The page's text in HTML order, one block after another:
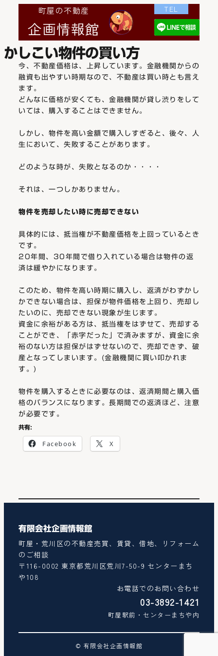
町屋の不動産
企画情報館
TEL
かしこい物件の買い方
今、不動産価格は、上昇しています。金融機関からの
融資も出やすい時期なので、不動産は買い時とも言え
ます。
どんなに価格が安くても、金融機関が貸し渋りをして
いては、購入することはできません。
しかし、物件を高い金額で購入しすぎると、後々、人
生において、失敗することがあります。
どのような時が、失敗となるのか・・・・
それは、一つしかありません。
物件を売却したい時に売却できない
具体的には、抵当権が不動産価格を上回っているとき
です。
20年間、30年間で借り入れている場合は物件の返
済は緩やかになります。
このため、物件を高い時期に購入し、返済がわずかし
かできない場合は、担保が物件価格を上回り、売却し
たいのに、売却できない現象が生じます。
資金に余裕がある方は、抵当権をはずせて、売却する
ことができ、「赤字だった」で済みますが、資金に余
裕のない方は担保がはずせないので、売却できず、破
産となってしまいます。(金融機関に買い叩かれま
す。)
物件を購入するときに必要なのは、返済期間と購入価
格のバランスになります。長期間での返済ほど、注意
が必要です。
共有:
Facebook X
有限会社企画情報館
町屋・荒川区の不動産売買、賃貸、借地、リフォーム
のご相談
〒116-0002 東京都荒川区荒川7-50-9 センターまち
や108
お電話でのお問い合わせ
03-3892-1421
町屋駅前・センターまちや内
© 有限会社企画情報館